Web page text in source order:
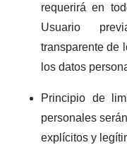
requerirá en
Usuario
transparente de
los datos
Principio de
personales
explícitos y